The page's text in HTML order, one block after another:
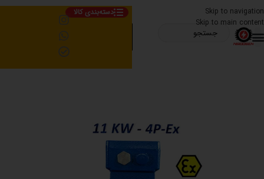
Skip to navigation
Skip to main content
دسته‌بندی کالا